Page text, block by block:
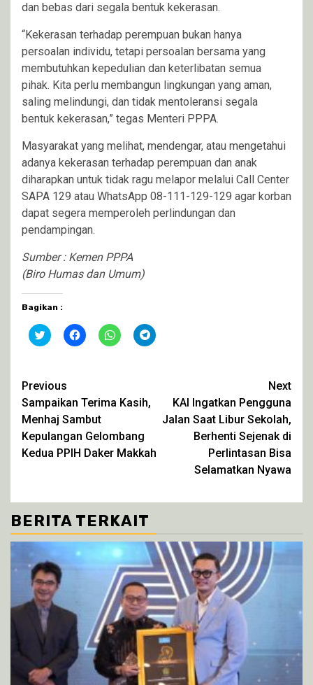
dan bebas dari segala bentuk kekerasan.
“Kekerasan terhadap perempuan bukan hanya
persoalan individu, tetapi persoalan bersama yang
membutuhkan kepedulian dan keterlibatan semua
pihak. Kita perlu membangun lingkungan yang aman,
saling melindungi, dan tidak mentoleransi segala
bentuk kekerasan,” tegas Menteri PPPA.
Masyarakat yang melihat, mendengar, atau mengetahui
adanya kekerasan terhadap perempuan dan anak
diharapkan untuk tidak ragu melapor melalui Call Center
SAPA 129 atau WhatsApp 08-111-129-129 agar korban
dapat segera memperoleh perlindungan dan
pendampingan.
Sumber : Kemen PPPA
(Biro Humas dan Umum)
Bagikan :
Klik
untuk
di
jendela
yang
baru)
Klik
untuk
yang
baru)
Klik
untuk
yang
baru)
Klik
untuk
Continue
Reading
Previous
Sampaikan Terima Kasih,
Menhaj Sambut
Kepulangan Gelombang
Kedua PPIH Daker Makkah
Next
KAI Ingatkan Pengguna
Jalan Saat Libur Sekolah,
Berhenti Sejenak di
Perlintasan Bisa
Selamatkan Nyawa
BERITA TERKAIT